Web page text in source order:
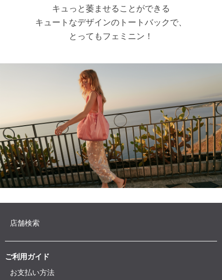
キュっと萎ませることができる
キュートなデザインのトートバックで、
とってもフェミニン！
店舗検索
ご利用ガイド
お支払い方法